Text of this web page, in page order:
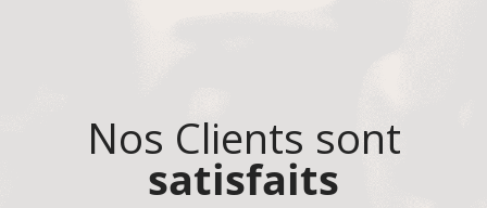
Nos Clients sont
satisfaits